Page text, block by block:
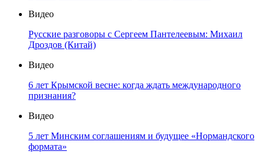
Видео
Русские разговоры с Сергеем Пантелеевым: Михаил
Дроздов (Китай)
Видео
6 лет Крымской весне: когда ждать международного
признания?
Видео
5 лет Минским соглашениям и будущее «Нормандского
формата»